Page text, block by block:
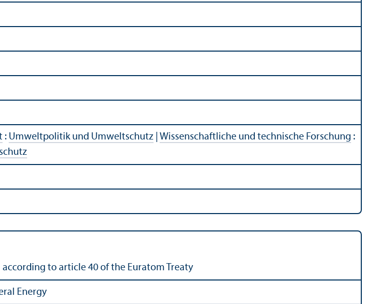
: Umweltpolitik und Umweltschutz Wissenschaft­liche und technische Forschung :
to article 40 of the Euratom Treaty
Energy